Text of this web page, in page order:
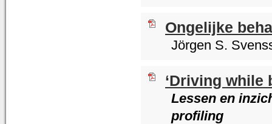
Ongelijke
Jörgen S.
‘Driving while
Lessen en
profiling